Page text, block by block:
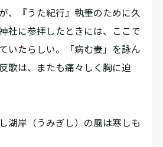
、『うた紀行』執筆のために久
社に参拝したときには、ここで
いたらしい。「病む妻」を詠ん
歌は、またも痛々しく胸に迫
湖岸（うみぎし）の風は寒しも